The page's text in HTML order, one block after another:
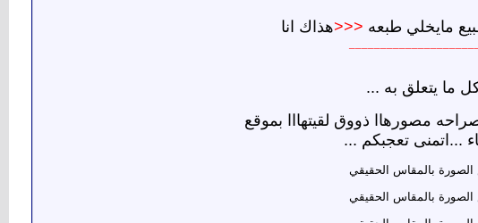
مايخلي طبعه <<<هذاك انا
ما يتعلق به ...
مصورهاا ذووق لقيتهااا بموقع
...اتمنى تعجبكم ...
بالمقاس الحقيقي
بالمقاس الحقيقي